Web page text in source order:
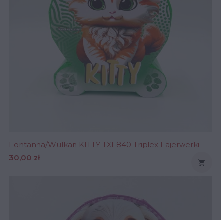
Fontanna/Wulkan KITTY TXF840 Triplex Fajerwerki
Cena
30,00 zł
